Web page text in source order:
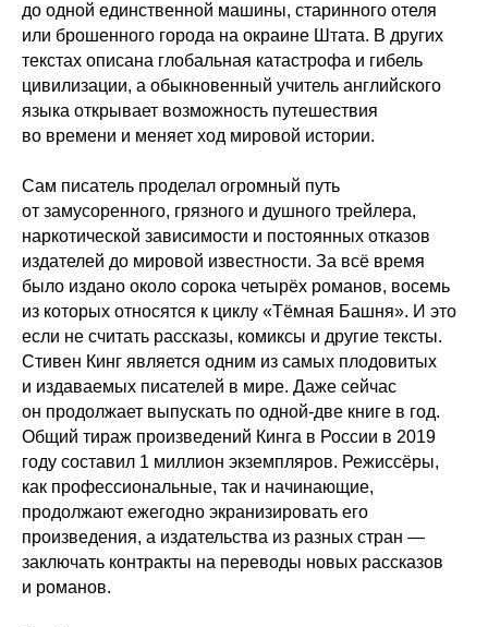
до одной единственной машины, старинного отеля
или брошенного города на окраине Штата. В других
текстах описана глобальная катастрофа и гибель
цивилизации, а обыкновенный учитель английского
языка открывает возможность путешествия
во времени и меняет ход мировой истории.
Сам писатель проделал огромный путь
от замусоренного, грязного и душного трейлера,
наркотической зависимости и постоянных отказов
издателей до мировой известности. За всё время
было издано около сорока четырёх романов, восемь
из которых относятся к циклу «Тёмная Башня». И это
если не считать рассказы, комиксы и другие тексты.
Стивен Кинг является одним из самых плодовитых
и издаваемых писателей в мире. Даже сейчас
он продолжает выпускать по одной-две книге в год.
Общий тираж произведений Кинга в России в 2019
году составил 1 миллион экземпляров. Режиссёры,
как профессиональные, так и начинающие,
продолжают ежегодно экранизировать его
произведения, а издательства из разных стран —
заключать контракты на переводы новых рассказов
и романов.